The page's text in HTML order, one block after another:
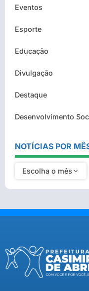
Eventos
Esporte
Educação
Divulgação
Destaque
Desenvolvimento
NOTÍCIAS POR
Escolha o mês